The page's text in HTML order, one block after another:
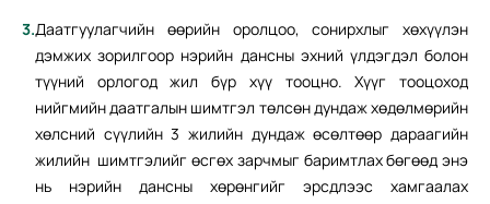
Даатгуулагчийн өөрийн оролцоо, сонирхлыг хөхүүлэн
дэмжих зорилгоор нэрийн дансны эхний үлдэгдэл болон
түүний орлогод жил бүр хүү тооцно. Хүүг тооцоход
нийгмийн даатгалын шимтгэл төлсөн дундаж хөдөлмөрийн
хөлсний сүүлийн 3 жилийн дундаж өсөлтөөр дараагийн
жилийн шимтгэлийг өсгөх зарчмыг баримтлах бөгөөд энэ
нь нэрийн дансны хөрөнгийг эрсдлээс хамгаалах